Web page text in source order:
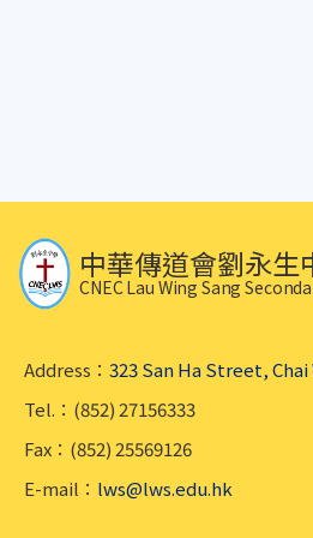
中華傳道會劉永生
CNEC Lau Wing Sang
Address： 323 San Ha Street, Chai
Tel.：(852) 27156333
Fax：(852) 25569126
E-mail： lws@lws.edu.hk